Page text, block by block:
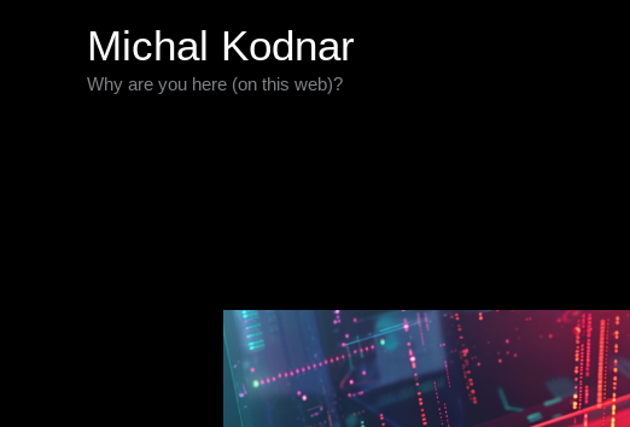
Michal Kodnar
Why are you here (on this web)?